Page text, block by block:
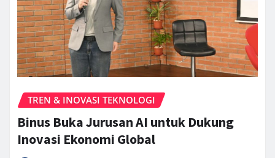
TREN & INOVASI TEKNOLOGI
Binus Buka Jurusan AI untuk Dukung
Inovasi Ekonomi Global